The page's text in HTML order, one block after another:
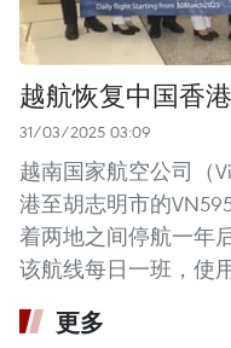
越航恢复中国香
31/03/2025 03:09
越南国家航空公司（
港至胡志明市的
着两地之间停航一年
该航线每日一班，使
更多